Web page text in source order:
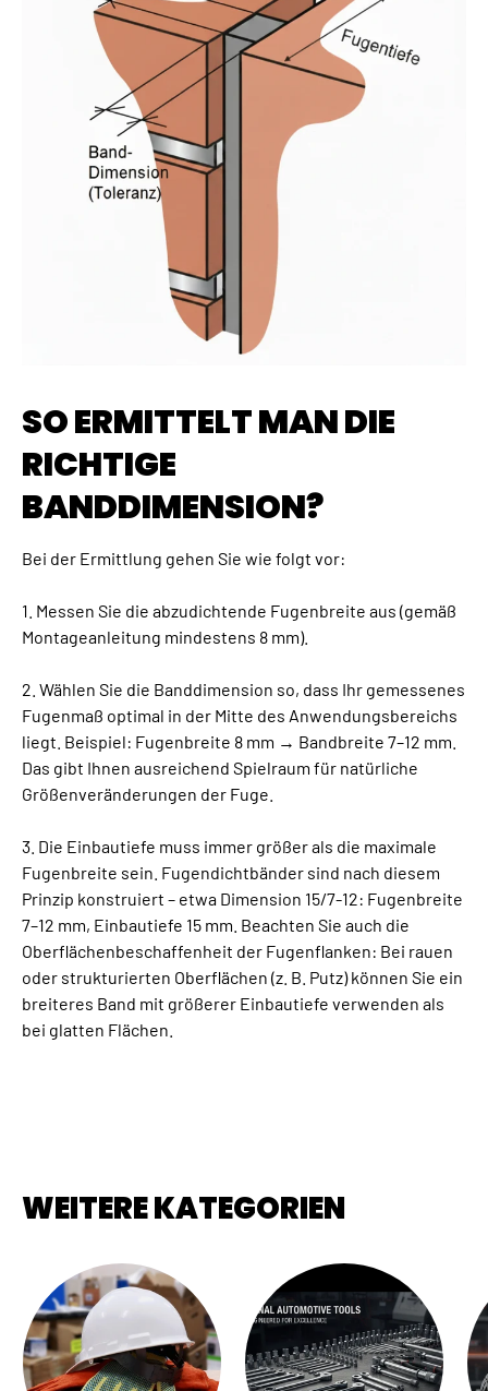
SO ERMITTELT MAN DIE
RICHTIGE
BANDDIMENSION?
Bei der Ermittlung gehen Sie wie folgt vor:
1. Messen Sie die abzudichtende Fugenbreite aus (gemäß
Montageanleitung mindestens 8 mm).
2. Wählen Sie die Banddimension so, dass Ihr gemessenes
Fugenmaß optimal in der Mitte des Anwendungsbereichs
liegt. Beispiel: Fugenbreite 8 mm → Bandbreite 7–12 mm.
Das gibt Ihnen ausreichend Spielraum für natürliche
Größenveränderungen der Fuge.
3. Die Einbautiefe muss immer größer als die maximale
Fugenbreite sein. Fugendichtbänder sind nach diesem
Prinzip konstruiert – etwa Dimension 15/7-12: Fugenbreite
7–12 mm, Einbautiefe 15 mm. Beachten Sie auch die
Oberflächenbeschaffenheit der Fugenflanken: Bei rauen
oder strukturierten Oberflächen (z. B. Putz) können Sie ein
breiteres Band mit größerer Einbautiefe verwenden als
bei glatten Flächen.
WEITERE KATEGORIEN